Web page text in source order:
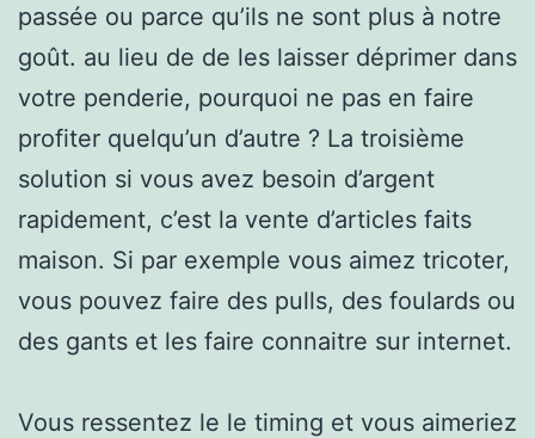
passée ou parce qu’ils ne sont plus à notre
goût. au lieu de de les laisser déprimer dans
votre penderie, pourquoi ne pas en faire
profiter quelqu’un d’autre ? La troisième
solution si vous avez besoin d’argent
rapidement, c’est la vente d’articles faits
maison. Si par exemple vous aimez tricoter,
vous pouvez faire des pulls, des foulards ou
des gants et les faire connaitre sur internet.
Vous ressentez le le timing et vous aimeriez